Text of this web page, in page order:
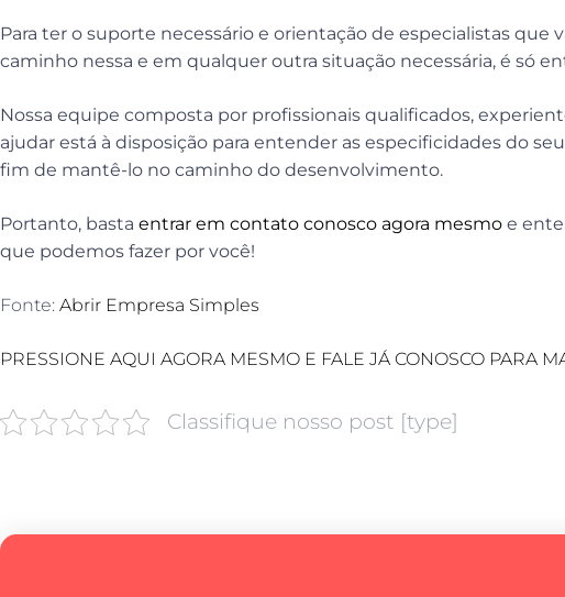
Para ter o suporte necessário e orientação de especialistas que
caminho nessa e em qualquer outra situação necessária, é só
Nossa equipe composta por profissionais qualificados,
ajudar está à disposição para entender as especificidades do
fim de mantê-lo no caminho do desenvolvimento.
Portanto, basta entrar em contato conosco agora mesmo e
que podemos fazer por você!
Fonte: Abrir Empresa Simples
PRESSIONE AQUI AGORA MESMO E FALE JÁ CONOSCO PARA
Classifique nosso post [type]